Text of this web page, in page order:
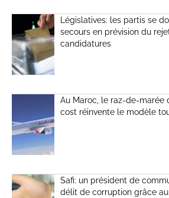
Législatives: les partis se
secours en prévision du
candidatures
Au Maroc, le raz-de-marée
cost réinvente le modèle
Safi: un président de
délit de corruption grâce